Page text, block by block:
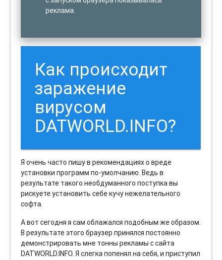
реклама.
Как происходит
заражение
вирусом
DATWORLD.INFO?
Я очень часто пишу в рекомендациях о вреде
установки программ по-умолчанию. Ведь в
результате такого необдуманного поступка вы
рискуете установить себе кучу нежелательного
софта.
А вот сегодня я сам облажался подобным же образом.
В результате этого браузер принялся постоянно
демонстрировать мне тонны рекламы с сайта
DATWORLD.INFO. Я слегка попенял на себя, и приступил